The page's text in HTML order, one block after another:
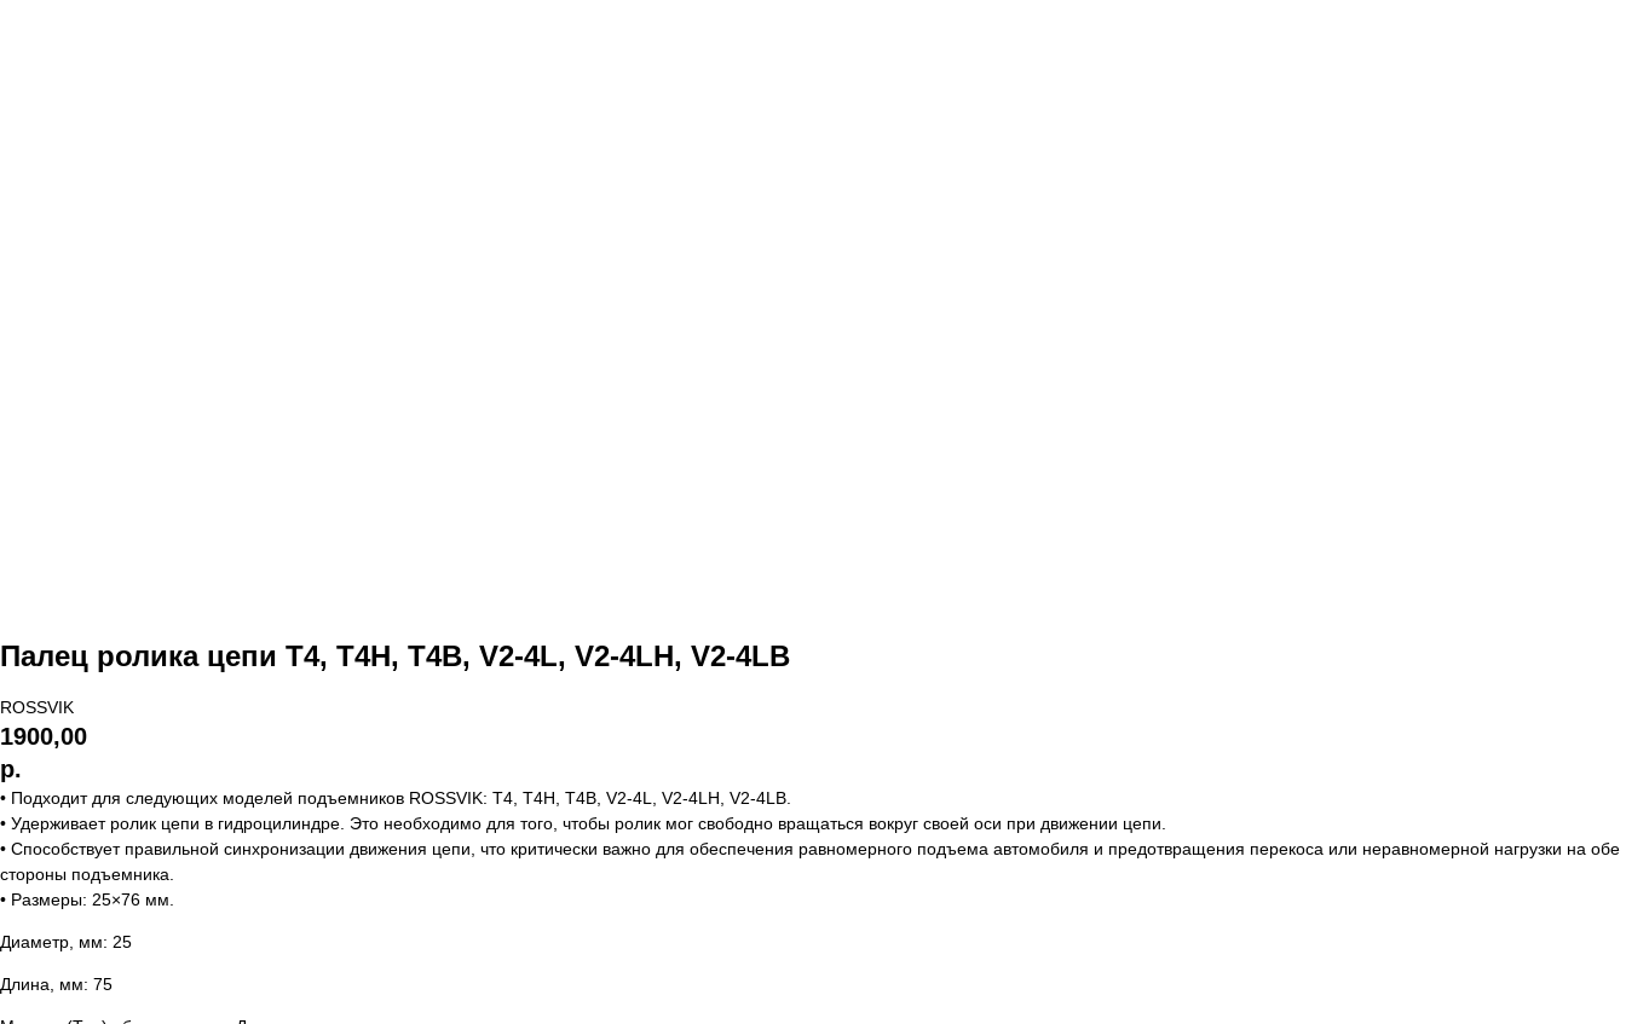
Палец ролика цепи T4, T4H, T4B, V2-4L, V2-4LH, V2-4LB
ROSSVIK
1900,00
р.
• Подходит для следующих моделей подъемников ROSSVIK: Т4, T4H, T4B, V2-4L, V2-4LH, V2-4LB.
• Удерживает ролик цепи в гидроцилиндре. Это необходимо для того, чтобы ролик мог свободно вращаться вокруг своей оси при движении цепи.
• Способствует правильной синхронизации движения цепи, что критически важно для обеспечения равномерного подъема автомобиля и предотвращения перекоса или неравномерной нагрузки на обе
стороны подъемника.
• Размеры: 25×76 мм.
Диаметр, мм: 25
Длина, мм: 75